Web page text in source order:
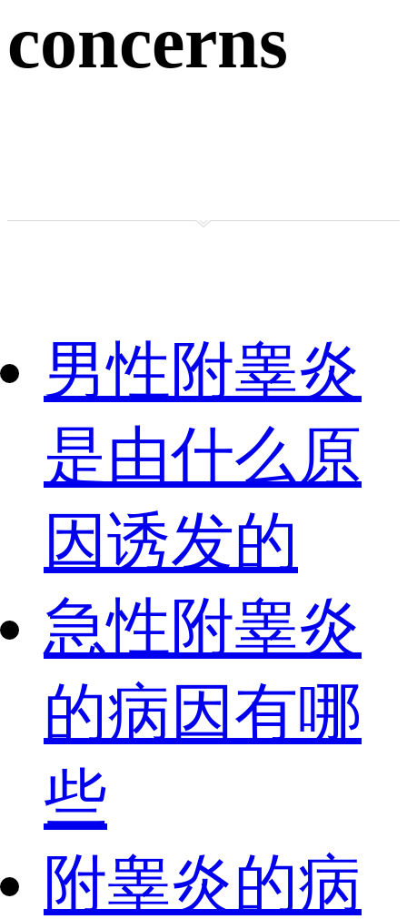
concerns
男性附睾炎
是由什么原
因诱发的
急性附睾炎
的病因有哪
些
附睾炎的病